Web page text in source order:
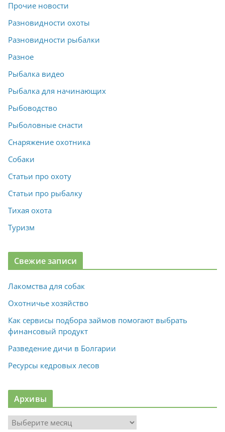
Прочие новости
Разновидности охоты
Разновидности рыбалки
Разное
Рыбалка видео
Рыбалка для начинающих
Рыбоводство
Рыболовные снасти
Снаряжение охотника
Собаки
Статьи про охоту
Статьи про рыбалку
Тихая охота
Туризм
Свежие записи
Лакомства для собак
Охотничье хозяйство
Как сервисы подбора займов помогают выбрать
финансовый продукт
Разведение дичи в Болгарии
Ресурсы кедровых лесов
Архивы